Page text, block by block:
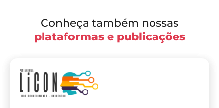
Conheça também nossas
plataformas e publicações